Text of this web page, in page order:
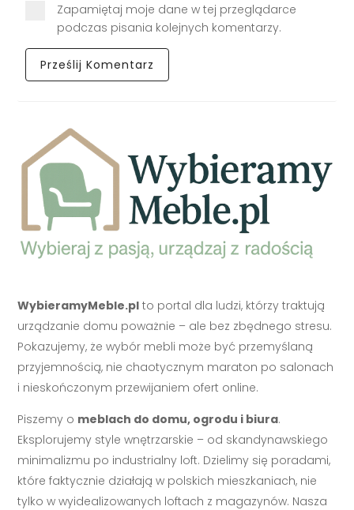
Zapamiętaj moje dane w tej przeglądarce
podczas pisania kolejnych komentarzy.
WybieramyMeble.pl to portal dla ludzi, którzy traktują
urządzanie domu poważnie – ale bez zbędnego stresu.
Pokazujemy, że wybór mebli może być przemyślaną
przyjemnością, nie chaotycznym maraton po salonach
i nieskończonym przewijaniem ofert online.
Piszemy o meblach do domu, ogrodu i biura.
Eksplorujemy style wnętrzarskie – od skandynawskiego
minimalizmu po industrialny loft. Dzielimy się poradami,
które faktycznie działają w polskich mieszkaniach, nie
tylko w wyidealizowanych loftach z magazynów. Nasza